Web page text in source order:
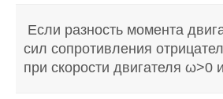
Если разность момента
сил сопротивления
при скорости двигателя ω>0